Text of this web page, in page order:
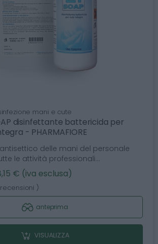
mani e cute
disinfettante battericida per
- PHARMAFIORE
delle mani del personale
le attività professionali...
€ (iva esclusa)
)
anteprima
VISUALIZZA